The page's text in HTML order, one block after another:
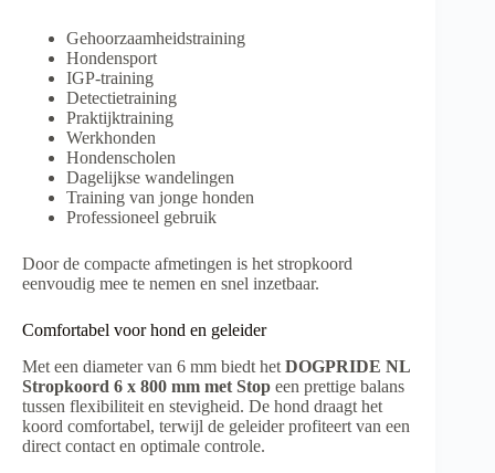
Gehoorzaamheidstraining
Hondensport
IGP-training
Detectietraining
Praktijktraining
Werkhonden
Hondenscholen
Dagelijkse wandelingen
Training van jonge honden
Professioneel gebruik
Door de compacte afmetingen is het stropkoord
eenvoudig mee te nemen en snel inzetbaar.
Comfortabel voor hond en geleider
Met een diameter van 6 mm biedt het DOGPRIDE NL
Stropkoord 6 x 800 mm met Stop een prettige balans
tussen flexibiliteit en stevigheid. De hond draagt het
koord comfortabel, terwijl de geleider profiteert van een
direct contact en optimale controle.